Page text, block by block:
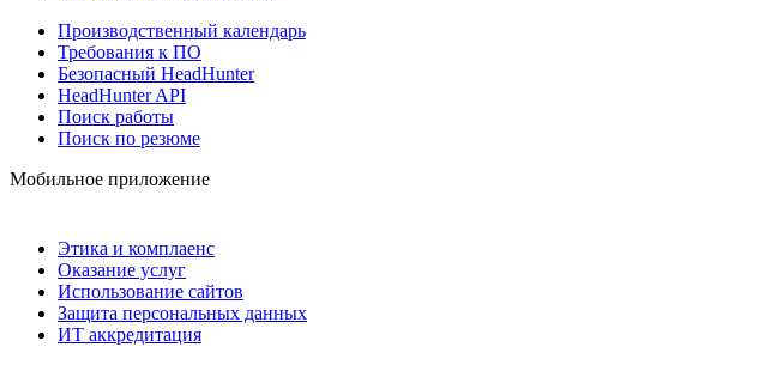
Производственный календарь
Требования к ПО
Безопасный HeadHunter
HeadHunter API
Поиск работы
Поиск по резюме
Мобильное приложение
Этика и комплаенс
Оказание услуг
Использование сайтов
Защита персональных данных
ИТ аккредитация